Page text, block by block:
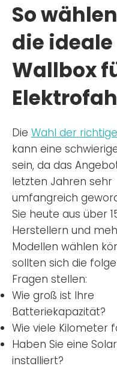
So
die ideale
Wallbox
Die Wahl der
kann eine
sein, da das
letzten Jahren sehr
umfangreich
Sie heute aus über
Herstellern und
Modellen wählen
sollten sich die
Fragen stellen:
Wie groß ist Ihre
Batteriekapazität?
Wie viele Kilometer
Haben Sie eine
installiert?